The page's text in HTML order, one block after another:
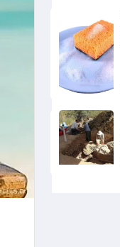
Снимка:
Пиксабей